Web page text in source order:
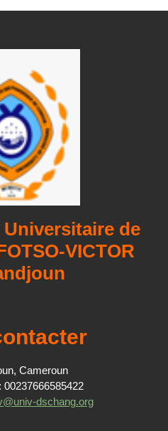
de
VICTOR
Cameroun
dschang.org